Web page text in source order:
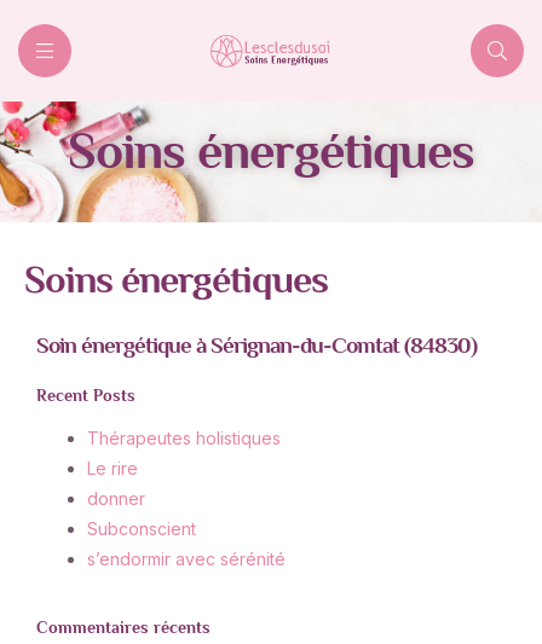
Soins énergétiques
Soins énergétiques
Soin énergétique à Sérignan-du-Comtat (84830)
Recent Posts
Thérapeutes holistiques
Le rire
donner
Subconscient
s’endormir avec sérénité
Commentaires récents